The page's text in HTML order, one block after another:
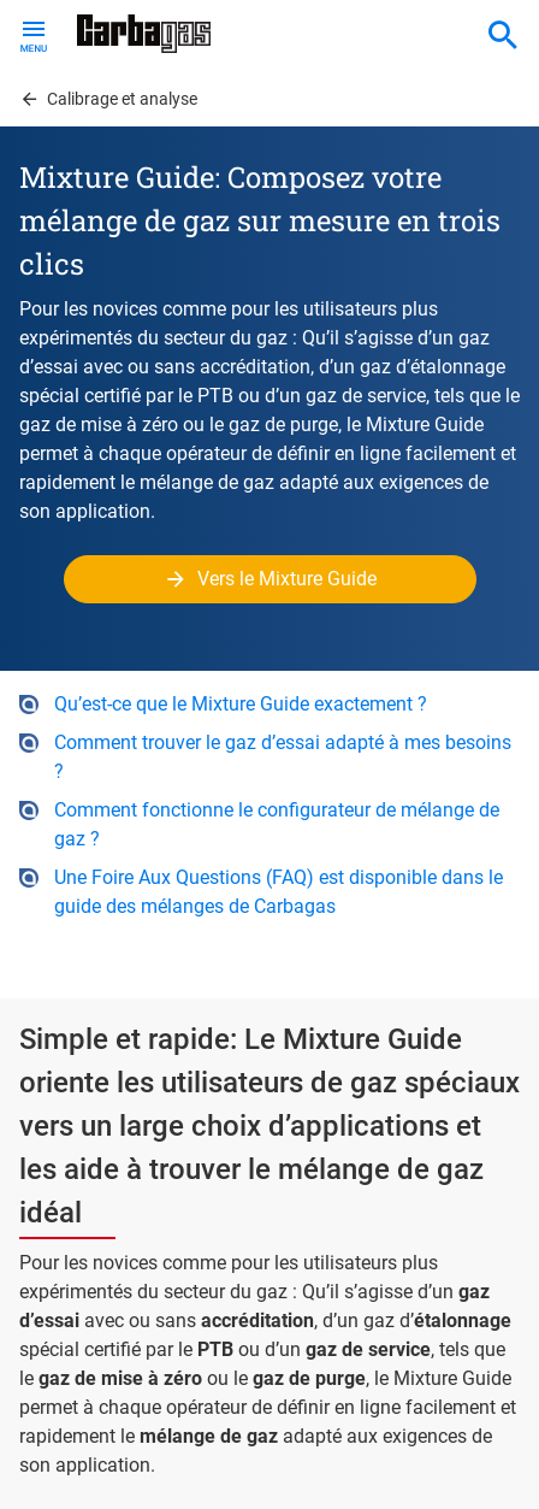
contentCalibrage et analyse
Mixture Guide: Composez votre
mélange de gaz sur mesure en trois
clics
Pour les novices comme pour les utilisateurs plus
expérimentés du secteur du gaz : Qu’il s’agisse d’un gaz
d’essai avec ou sans accréditation, d’un gaz d’étalonnage
spécial certifié par le PTB ou d’un gaz de service, tels que le
gaz de mise à zéro ou le gaz de purge, le Mixture Guide
permet à chaque opérateur de définir en ligne facilement et
rapidement le mélange de gaz adapté aux exigences de
son application.
Vers le Mixture Guide
Qu’est-ce que le Mixture Guide exactement ?
Comment trouver le gaz d’essai adapté à mes besoins
?
Comment fonctionne le configurateur de mélange de
gaz ?
Une Foire Aux Questions (FAQ) est disponible dans le
guide des mélanges de Carbagas
Simple et rapide: Le Mixture Guide
oriente les utilisateurs de gaz spéciaux
vers un large choix d’applications et
les aide à trouver le mélange de gaz
idéal
Pour les novices comme pour les utilisateurs plus
expérimentés du secteur du gaz : Qu’il s’agisse d’un gaz
d’essai avec ou sans accréditation, d’un gaz d’étalonnage
spécial certifié par le PTB ou d’un gaz de service, tels que
le gaz de mise à zéro ou le gaz de purge, le Mixture Guide
permet à chaque opérateur de définir en ligne facilement et
rapidement le mélange de gaz adapté aux exigences de
son application.